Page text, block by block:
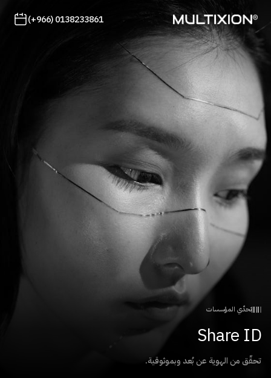
(+966) 0138233861
تحدّي المؤسسات
Share ID
تحقّق من الهوية عن بُعد وبموثوقية.